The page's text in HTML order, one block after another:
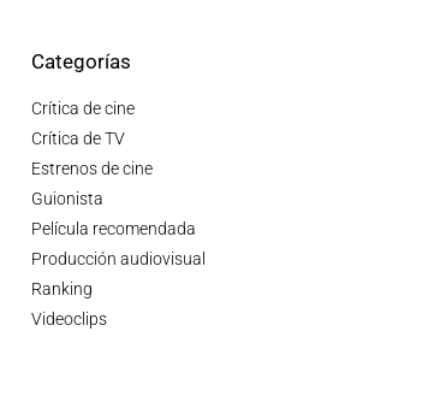
Categorías
Crítica de cine
Crítica de TV
Estrenos de cine
Guionista
Película recomendada
Producción audiovisual
Ranking
Videoclips